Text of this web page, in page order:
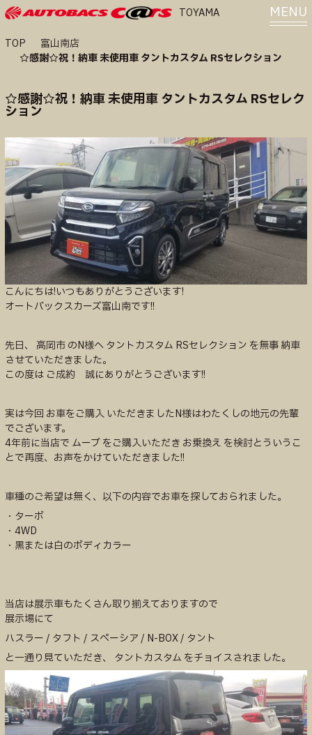
TOYAMA MENU
TOP
富山南店
☆感謝☆祝！納車 未使用車 タントカスタム RSセレクション
☆感謝☆祝！納車 未使用車 タントカスタム RSセレク
ション
こんにちは!いつもありがとうございます!
オートバックスカーズ富山南です!!
先日、 高岡市 のN様へ タントカスタム RSセレクション を無事 納車
させていただきました。
この度は ご成約 誠にありがとうございます!!
実は今回 お車をご購入 いただきましたN様はわたくしの地元の先輩
でございます。
4年前に当店で ムーブ をご購入いただき お乗換え を検討とういうこ
とで再度、お声をかけていただきました!!
車種のご希望は無く、以下の内容でお車を探しておられました。
・ターボ
・4WD
・黒または白のボディカラー
当店は展示車もたくさん取り揃えておりますので
展示場にて
ハスラー / タフト / スペーシア / N-BOX / タント
と一通り見ていただき、 タントカスタム をチョイスされました。